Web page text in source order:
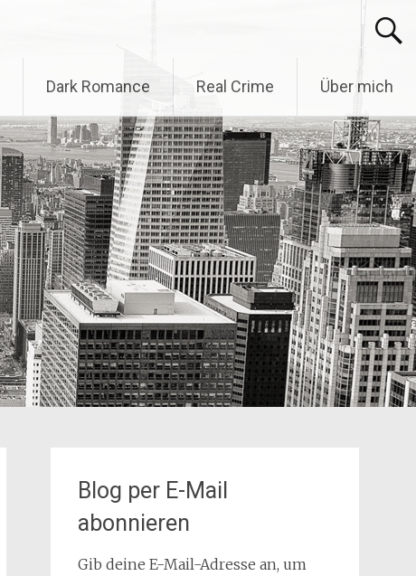
Dark Romance Real Crime Über mich
Blog per E-Mail
abonnieren
Gib deine E-Mail-Adresse an, um